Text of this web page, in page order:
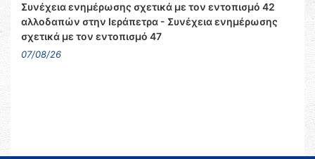
Συνέχεια ενημέρωσης σχετικά με τον εντοπισμό 42
αλλοδαπών στην Ιεράπετρα - Συνέχεια ενημέρωσης
σχετικά με τον εντοπισμό 47
07/08/26